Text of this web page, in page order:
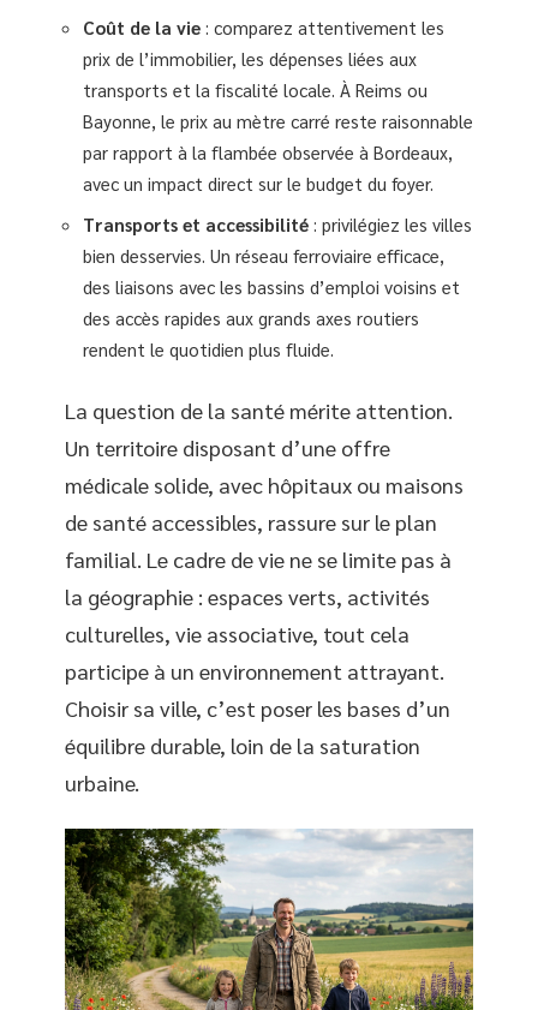
Coût de la vie : comparez attentivement les
prix de l’immobilier, les dépenses liées aux
transports et la fiscalité locale. À Reims ou
Bayonne, le prix au mètre carré reste raisonnable
par rapport à la flambée observée à Bordeaux,
avec un impact direct sur le budget du foyer.
Transports et accessibilité : privilégiez les villes
bien desservies. Un réseau ferroviaire efficace,
des liaisons avec les bassins d’emploi voisins et
des accès rapides aux grands axes routiers
rendent le quotidien plus fluide.
La question de la santé mérite attention.
Un territoire disposant d’une offre
médicale solide, avec hôpitaux ou maisons
de santé accessibles, rassure sur le plan
familial. Le cadre de vie ne se limite pas à
la géographie : espaces verts, activités
culturelles, vie associative, tout cela
participe à un environnement attrayant.
Choisir sa ville, c’est poser les bases d’un
équilibre durable, loin de la saturation
urbaine.